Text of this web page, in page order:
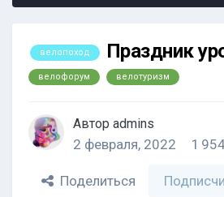
велопоход Праздник
велофорум велотуризм
Автор admins
2 февраля, 2022 1
Поделиться